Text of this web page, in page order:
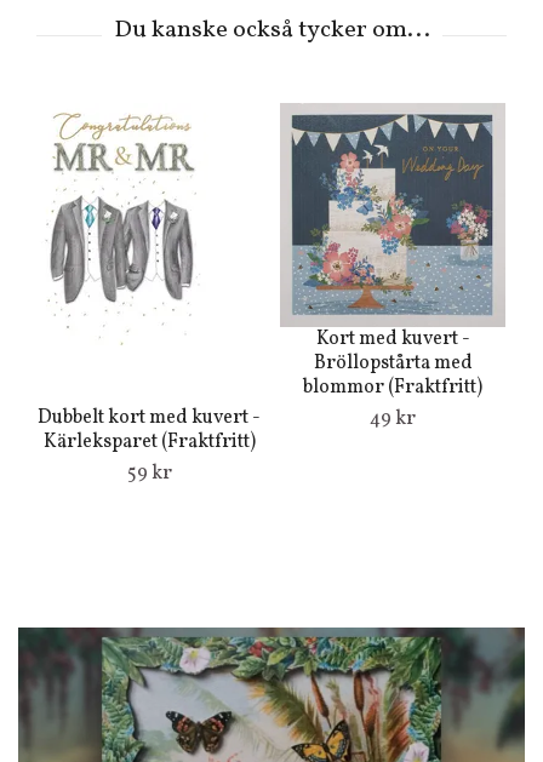
Dubbelt kort med kuvert -
Kärleksparet (Fraktfritt)
59 kr
Kort med kuvert -
Bröllopstårta med
blommor (Fraktfritt)
49 kr